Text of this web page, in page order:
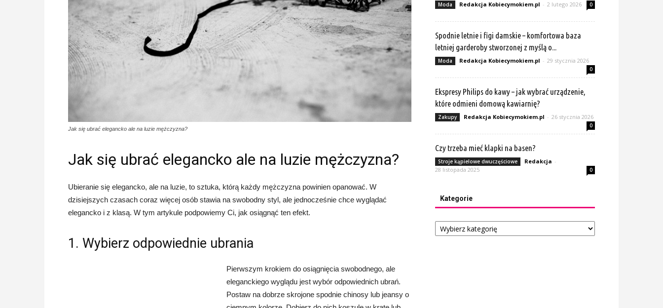
Jak się ubrać elegancko ale na luzie mężczyzna?
Jak się ubrać elegancko ale na luzie mężczyzna?
Ubieranie się elegancko, ale na luzie, to sztuka, którą każdy mężczyzna powinien opanować. W
dzisiejszych czasach coraz więcej osób stawia na swobodny styl, ale jednocześnie chce wyglądać
elegancko i z klasą. W tym artykule podpowiemy Ci, jak osiągnąć ten efekt.
1. Wybierz odpowiednie ubrania
Pierwszym krokiem do osiągnięcia swobodnego, ale
eleganckiego wyglądu jest wybór odpowiednich ubrań.
Postaw na dobrze skrojone spodnie chinosy lub jeansy o
Moda Redakcja Kobiecymokiem.pl - 2 lutego 2026 0
Spodnie letnie i figi damskie – komfortowa baza
letniej garderoby stworzonej z myślą o...
Moda Redakcja Kobiecymokiem.pl - 29 stycznia 2026
0
Ekspresy Philips do kawy – jak wybrać urządzenie,
które odmieni domową kawiarnię?
Zakupy Redakcja Kobiecymokiem.pl - 26 stycznia 2026
0
Czy trzeba mieć klapki na basen?
Stroje kąpielowe dwuczęściowe Redakcja -
28 listopada 2025
0
Kategorie
Kategorie